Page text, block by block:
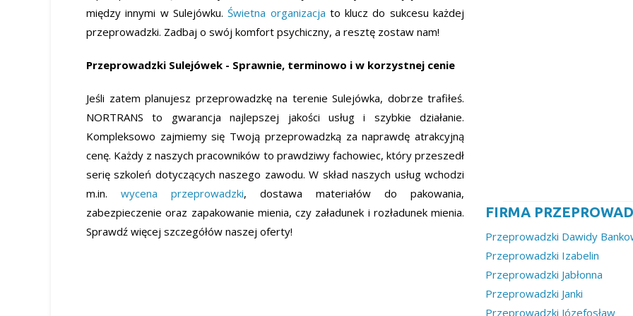
między innymi w Sulejówku.Świetna organizacja to klucz do sukcesu każdej
przeprowadzki. Zadbaj o swój komfort psychiczny, a resztę zostaw nam!
Przeprowadzki Sulejówek - Sprawnie, terminowo i w korzystnej cenie
Jeśli zatem planujesz przeprowadzkę na terenie Sulejówka, dobrze trafiłeś.
NORTRANS to gwarancja najlepszej jakości usług i szybkie działanie.
Kompleksowo zajmiemy się Twoją przeprowadzką za naprawdę atrakcyjną
cenę. Każdy z naszych pracowników to prawdziwy fachowiec, który przeszedł
serię szkoleń dotyczących naszego zawodu. W skład naszych usług wchodzi
m.in. wycena przeprowadzki, dostawa materiałów do pakowania,
zabezpieczenie oraz zapakowanie mienia, czy załadunek i rozładunek mienia.
Sprawdź więcej szczegółów naszej oferty!
FIRMA
Przeprowadzki Dawidy
Przeprowadzki Izabelin
Przeprowadzki Jabłonna
Przeprowadzki Janki
Przeprowadzki Józefosław